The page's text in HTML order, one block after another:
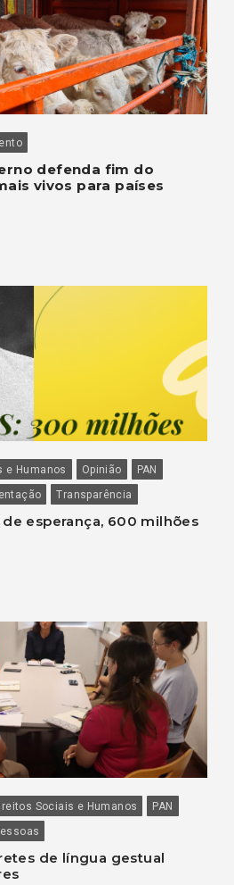
defenda fim do
vivos para países
e Humanos Opinião
PAN
Transparência
de esperança, 600 milhões
Sociais e Humanos
PAN
de língua gestual